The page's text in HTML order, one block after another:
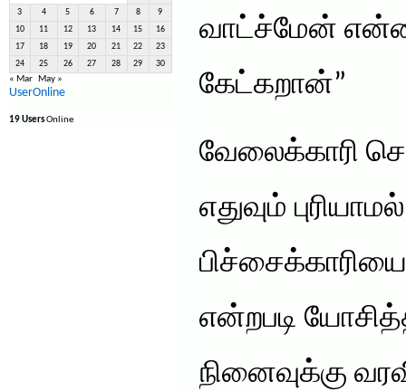
3 4 5 6 7 8 9
10 11 12 13 14 15 16
17 18 19 20 21 22 23
24 25 26 27 28 29 30
« Mar May »
UserOnline
19 UsersOnline
வாட்ச்மேன்
கேட்கறான்”
வேலைக்காரி
எதுவும்
என்றபடி
நினைவுக்கு